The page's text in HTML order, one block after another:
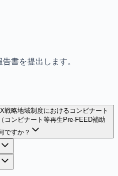
書を提出します。
戦略地域制度におけるコンビナート
コンビナート等再生Pre-FEED補助
ですか？